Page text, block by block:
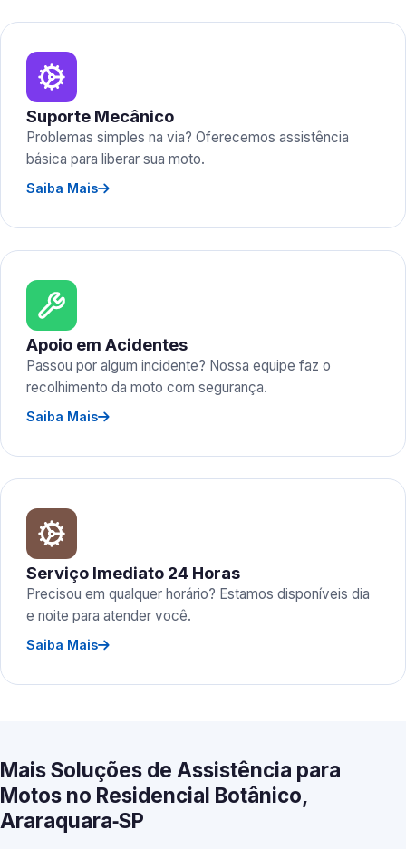
Suporte Mecânico
Problemas simples na via? Oferecemos assistência
básica para liberar sua moto.
Saiba Mais
Apoio em Acidentes
Passou por algum incidente? Nossa equipe faz o
recolhimento da moto com segurança.
Saiba Mais
Serviço Imediato 24 Horas
Precisou em qualquer horário? Estamos disponíveis dia
e noite para atender você.
Saiba Mais
Mais Soluções de Assistência para
Motos no Residencial Botânico,
Araraquara‑SP